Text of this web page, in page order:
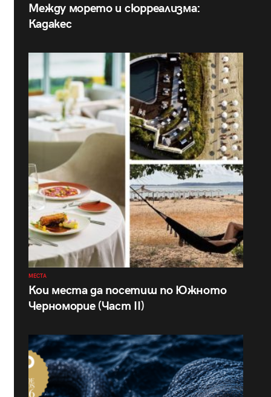
Между морето и сюрреализма:
Кадакес
МЕСТА
Кои места да посетиш по Южното
Черноморие (Част II)